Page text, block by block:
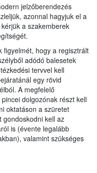
jelzőberendezés
azonnal hagyjuk el a
a szakemberek
figyelmét, hogy a regisztrált
adódó balesetek
tervvel kell
egy rövid
A megfelelő
dolgozónak részt kell
oktatáson a szüretet
gondoskodni kell az
is (évente legalább
valamint szükséges